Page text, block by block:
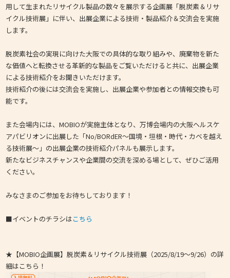
用して生まれたリサイクル製品の数々を展示する企画展「脱炭素＆リサ
イクル技術展」に伴い、出展企業による技術・製品紹介＆交流会を実施
します。
脱炭素社会の実現に向けた大阪での具体的な取り組みや、廃棄物を新た
な価値へと転換させる革新的な製品をご覧いただけると共に、出展企業
による技術紹介をお聞きいただけます。
技術紹介の後には交流会を実施し、出展企業や参加者との情報交換も可
能です。
また会場内には、MOBIOが実施主体となり、万博会場内の大阪ヘルスケ
アパビリオンに出展した「No/BORdER～国境・垣根・時代・カベを越え
る技術展～」の出展企業の技術紹介パネルも展示します。
新たなビジネスチャンスや企業間の交流を深める場として、ぜひご活用
ください。
みなさまのご参加をお待ちしております！
■イベントのチラシはこちら
★【MOBIO企画展】脱炭素＆リサイクル技術展（2025/8/19～9/26）の詳
細はこちら！